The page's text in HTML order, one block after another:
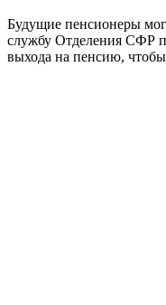
Будущие пенсионеры
службу Отделения СФР
выхода на пенсию,